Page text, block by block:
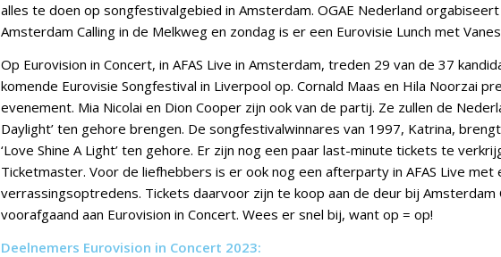
alles te doen op songfestivalgebied in Amsterdam. OGAE Nederland
Amsterdam Calling in de Melkweg en zondag is er een Eurovisie Lunch met
Op Eurovision in Concert, in AFAS Live in Amsterdam, treden 29 van de 37
komende Eurovisie Songfestival in Liverpool op. Cornald Maas en Hila Noorzai
evenement. Mia Nicolai en Dion Cooper zijn ook van de partij. Ze zullen de
Daylight’ ten gehore brengen. De songfestivalwinnares van 1997, Katrina,
‘Love Shine A Light’ ten gehore. Er zijn nog een paar last-minute tickets te
Ticketmaster. Voor de liefhebbers is er ook nog een afterparty in AFAS Live met
verrassingsoptredens. Tickets daarvoor zijn te koop aan de deur bij Amsterdam
voorafgaand aan Eurovision in Concert. Wees er snel bij, want op = op!
Deelnemers Eurovision in Concert 2023: